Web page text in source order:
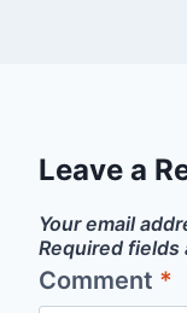
Leave a
Your email
Required fields
Comment *